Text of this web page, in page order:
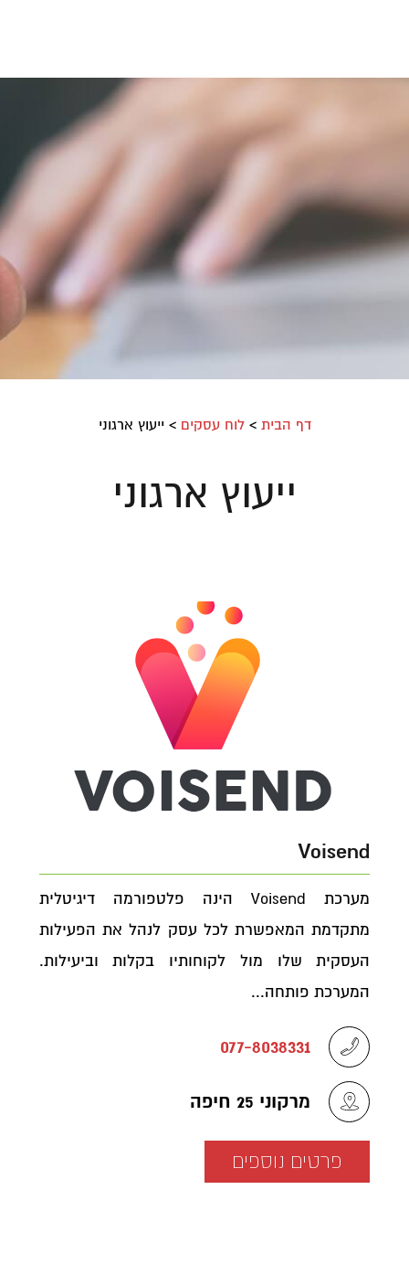
דף הבית >לוח עסקים > ייעוץ ארגוני
ייעוץ ארגוני
Voisend
מערכת Voisend הינה פלטפורמה דיגיטלית
מתקדמת המאפשרת לכל עסק לנהל את הפעילות
העסקית שלו מול לקוחותיו בקלות וביעילות.
המערכת פותחה...
077-8038331
מרקוני 25 חיפה
פרטים נוספים